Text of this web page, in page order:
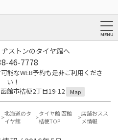
ストンのタイヤ館へ
46-7778
能なWEB予約も是非ご利用くださ
い！
館市桔梗2丁目19-12
Map
北海道のタ
イヤ館
タイヤ館 函館
桔梗TOP
店舗おスス
メ情報